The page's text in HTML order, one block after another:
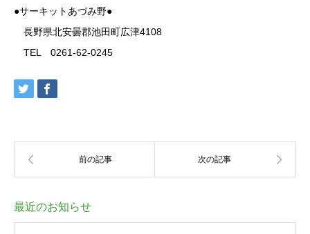
●サーキットあづみ野●
長野県北安曇郡池田町広津4108
TEL 0261-62-0245
最近のお知らせ